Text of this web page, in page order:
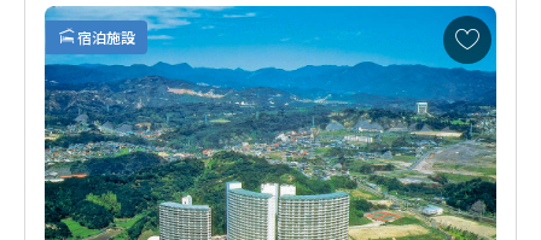
を召し上がっていただくのも良し、味光路で和歌山の旬の食材
をお楽しみいただくのも良し。
みなさまのお越しを心よりお待ちしております。
宿泊施設
お
気
に
入
り
に
追
加